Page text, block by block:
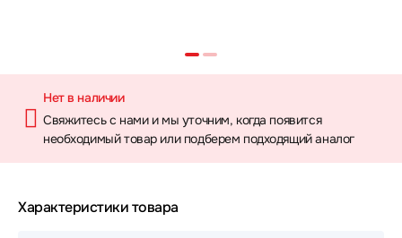
Нет в наличии
Свяжитесь с нами и мы уточним, когда появится
необходимый товар или подберем подходящий аналог
Характеристики товара